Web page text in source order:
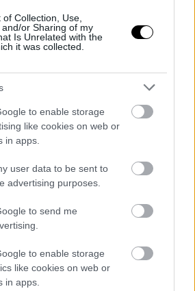
Collection, Use,
or Sharing of my
Is Unrelated with the
it was collected.
to enable storage
like cookies on web or
in apps.
user data to be sent to
advertising purposes.
to send me
to enable storage
like cookies on web or
in apps.
Chaining: Η επιστημονική
που θα βλέπουμε παντού το
φθινόπωρο